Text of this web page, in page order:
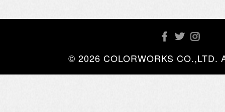
© 2026 COLORWORKS CO.,LTD.